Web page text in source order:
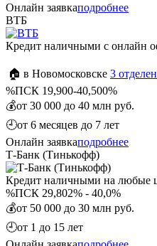
Онлайн заявкаподробнее
ВТБ
Кредит наличными с онлайн
🏠 в Новомосковске 3
%ПСК 19,900-40,500%
💰от 30 000 до 40 млн руб.
🕘от 6 месяцев до 7 лет
Онлайн заявкаподробнее
Т-Банк (Тинькофф)
Кредит наличными на любые
%ПСК 29,802% - 40,0%
💰от 50 000 до 30 млн руб.
🕘от 1 до 15 лет